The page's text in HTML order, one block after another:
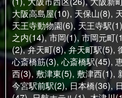
大阪高島屋(10), 天保山(8),
天王寺動物園(6), 天王寺駅(1)
之内(14),市岡(1), 市岡元町
(2),弁天町(8),弁天町駅(5),
心斎橋筋(3),心斎橋駅(45),
西(3), 敷津東(5), 敷津西(1),
今宮駅前駅(2),日本橋(36),